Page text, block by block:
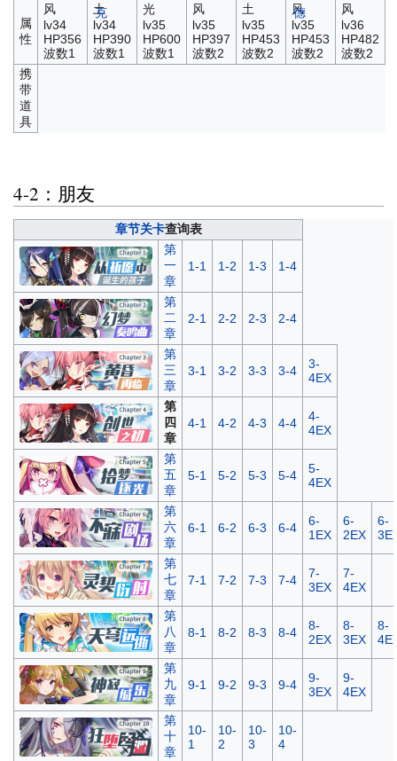
克 德
属
性
风
lv34
HP356
波数1
土
lv34
HP390
波数1
光
lv35
HP600
波数1
风
lv35
HP397
波数2
土
lv35
HP453
波数2
风
lv35
HP453
波数2
风
lv36
HP482
波数2
携
带
道
具
4-2：朋友
章节关卡查询表
第
一
章
1-1 1-2 1-3 1-4
第
二
章
2-1 2-2 2-3 2-4
第
三
章
3-1 3-2 3-3 3-4
3-
4EX
第
四
章
4-1 4-2 4-3 4-4
4-
4EX
第
五
章
5-1 5-2 5-3 5-4
5-
4EX
第
六
章
6-1 6-2 6-3 6-4
6-
1EX
6-
2EX
6-
第
七
章
7-1 7-2 7-3 7-4
7-
3EX
7-
4EX
第
八
章
8-1 8-2 8-3 8-4
8-
2EX
8-
3EX
8-
第
九
章
9-1 9-2 9-3 9-4
9-
3EX
9-
4EX
第
十
章
10-
1
10-
2
10-
3
10-
4